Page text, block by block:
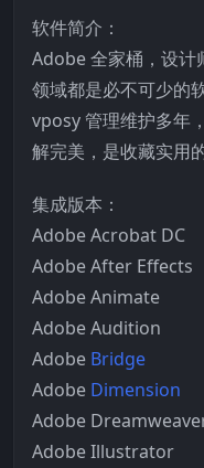
软件简介：
Adobe 全家桶，设计
领域都是必不可少的
vposy 管理维护多年
解完美，是收藏实用
集成版本：
Adobe Acrobat DC
Adobe After Effects
Adobe Animate
Adobe Audition
Adobe Bridge
Adobe Dimension
Adobe
Adobe Illustrator